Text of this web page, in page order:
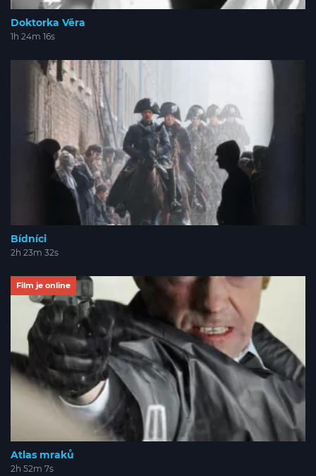
Doktorka Věra
1h 24m 16s
Bídníci
2h 23m 32s
Film je online
Atlas mraků
2h 52m 7s